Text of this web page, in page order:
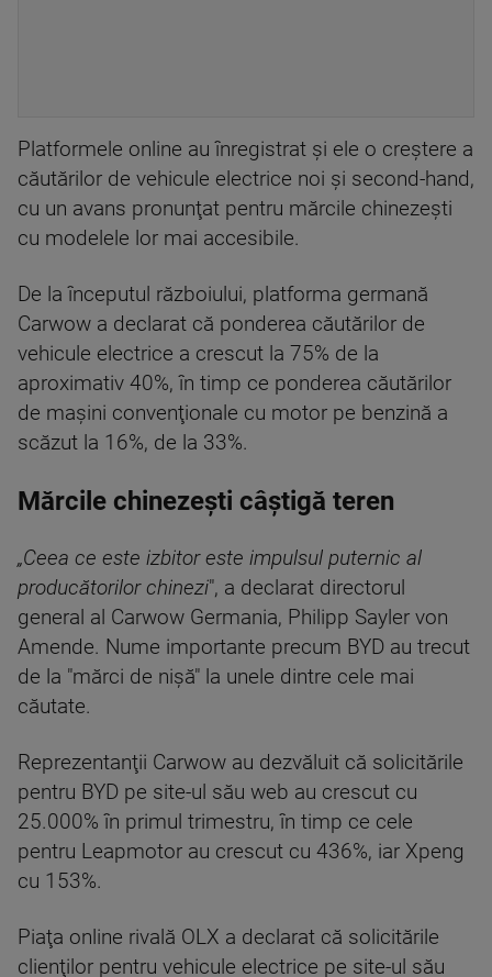
Platformele online au înregistrat şi ele o creştere a
căutărilor de vehicule electrice noi şi second-hand,
cu un avans pronunţat pentru mărcile chinezeşti
cu modelele lor mai accesibile.
De la începutul războiului, platforma germană
Carwow a declarat că ponderea căutărilor de
vehicule electrice a crescut la 75% de la
aproximativ 40%, în timp ce ponderea căutărilor
de maşini convenţionale cu motor pe benzină a
scăzut la 16%, de la 33%.
Mărcile chinezești câștigă teren
„Ceea ce este izbitor este impulsul puternic al
producătorilor chinezi", a declarat directorul
general al Carwow Germania, Philipp Sayler von
Amende. Nume importante precum BYD au trecut
de la "mărci de nişă" la unele dintre cele mai
căutate.
Reprezentanţii Carwow au dezvăluit că solicitările
pentru BYD pe site-ul său web au crescut cu
25.000% în primul trimestru, în timp ce cele
pentru Leapmotor au crescut cu 436%, iar Xpeng
cu 153%.
Piaţa online rivală OLX a declarat că solicitările
clienţilor pentru vehicule electrice pe site-ul său